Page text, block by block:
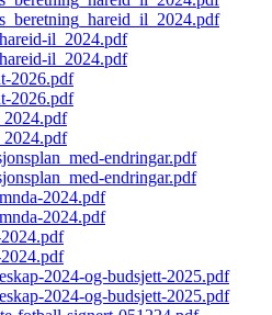
il_2024.pdf
il_2024.pdf
2026.pdf
2026.pdf
endringar.pdf
endringar.pdf
2024.pdf
2024.pdf
2024-og-budsjett-2025.pdf
2024-og-budsjett-2025.pdf